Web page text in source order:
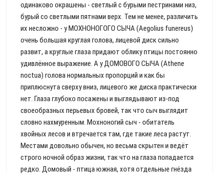
одинаково окрашены - светлый с бурыми пестринами низ,
бурый со светлыми пятнами верх. Тем не менее, различить
их несложно - у МОХНОНОГОГО СЫЧА (Aegolius funereus)
очень большая круглая голова, лицевой диск сильно
развит, а круглые глаза придают облику птицы постоянно
удивлённое выражение. А у ДОМОВОГО СЫЧА (Athene
noctua) голова нормальных пропорций и как бы
приплюснута сверху вниз, лицевого же диска практически
нет. Глаза глубоко посажены и выглядывают из-под
своеобразных перьевых бровей, так что сыч выглядит
словно нахмуренным. Мохноногий сыч - обитатель
хвойных лесов и втречается там, где такие леса растут.
Местами довольно обычен, но весьма скрытен и ведёт
строго ночной образ жизни, так что на глаза попадается
редко. Домовый - птица южная, хотя отдельные гнёзда